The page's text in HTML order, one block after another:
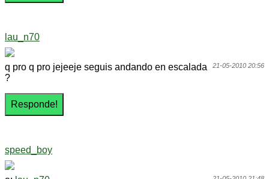
lau_n70
21-05-2010 20:56
q pro q pro jejeeje seguis andando en escalada
?
speed_boy